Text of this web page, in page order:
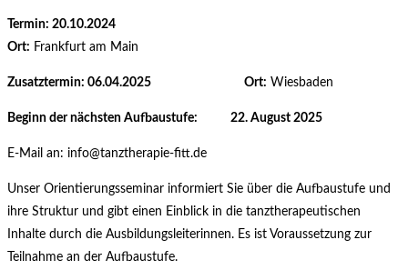
Termin: 20.10.2024
Ort: Frankfurt am Main
Zusatztermin: 06.04.2025 Ort: Wiesbaden
Beginn der nächsten Aufbaustufe: 22. August 2025
E-Mail an: info@tanztherapie-fitt.de
Unser Orientierungsseminar informiert Sie über die Aufbaustufe und
ihre Struktur und gibt einen Einblick in die tanztherapeutischen
Inhalte durch die Ausbildungsleiterinnen. Es ist Voraussetzung zur
Teilnahme an der Aufbaustufe.